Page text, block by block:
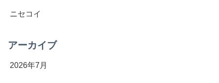
ニセコイ
アーカイブ
2026年7月